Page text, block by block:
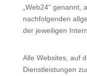
„Web24“
nachfolgenden
der jeweiligen
Alle Websites, auf
Dienstleistungen